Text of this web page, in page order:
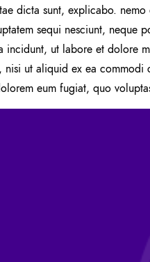
dicta sunt, explicabo.
sequi nesciunt, neque
incidunt, ut labore et dolore
ut aliquid ex ea commodi
eum fugiat, quo